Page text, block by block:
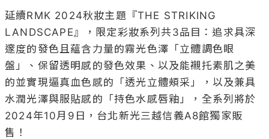
延續RMK 2024秋妝主題『THE STRIKING
LANDSCAPE』，限定彩妝系列共3品目：追求具深
邃度的發色且蘊含力量的霧光色澤「立體調色眼
盤」、保留透明感的發色效果、以及能襯托素肌之美
的並實現逼真血色感的「透光立體頰采」，以及兼具
水潤光澤與服貼感的「持色水感唇釉」，全系列將於
2024年10月9日，台北新光三越信義A8館獨家販
售！